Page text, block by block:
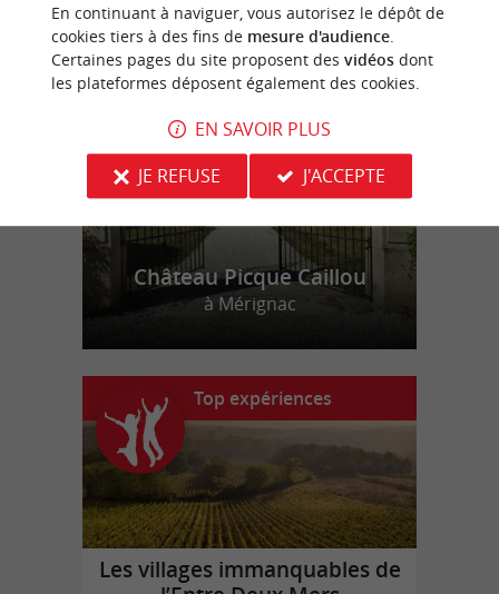
n
o
t
r
e
c
o
u
p
d
e
c
o
e
u
r
Château Picque Caillou
à Mérignac
Top expériences
Les villages immanquables de
En continuant à naviguer, vous autorisez le dépôt de
cookies tiers à des fins de mesure d'audience.
Certaines pages du site proposent des vidéosdont
les plateformes déposent également des cookies.
EN SAVOIR PLUS
JE REFUSE
J'ACCEPTE